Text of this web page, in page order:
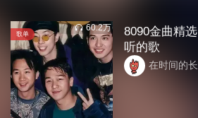
歌单
60.2万
8090金曲精
听的歌
在时间的长